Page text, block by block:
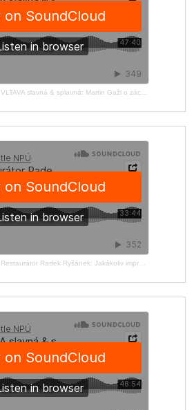
VLTAVA slavná & splavná: Martin Gaži o záchraně památek na vltavské kaskádě
Restaurátor Radek Ryšánek: Jakákoliv improvizace v restaurování je cestou do pekla